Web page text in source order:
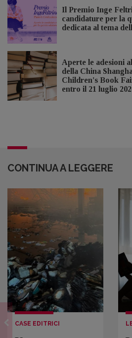
Il Premio Inge
candidature per la
dedicata al tema
Aperte le adesioni
della China
Children's Book
entro il 21 luglio
CONTINUA A LEGGERE
CASE EDITRICI